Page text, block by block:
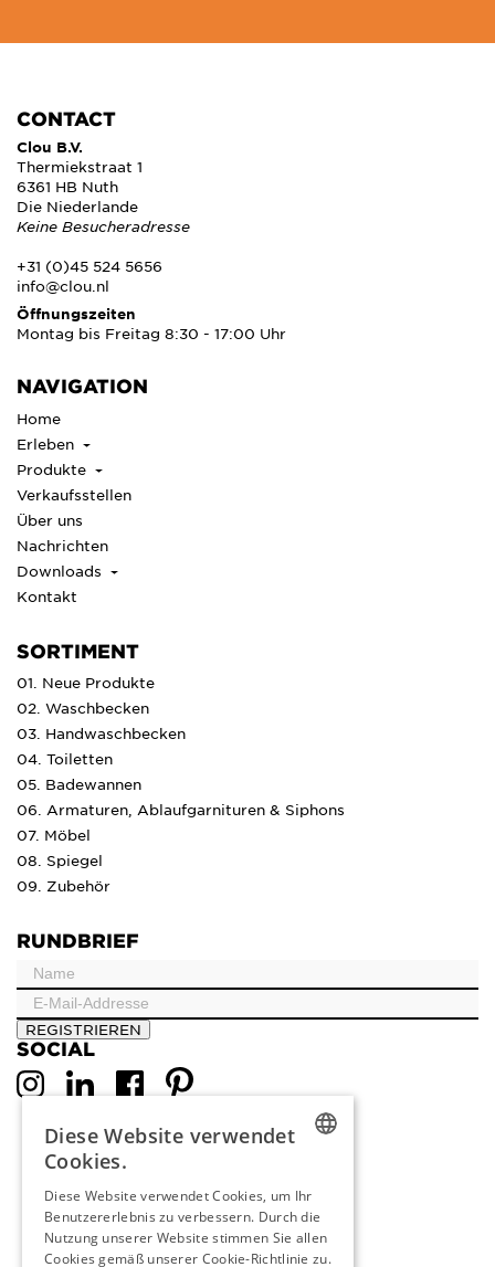
CONTACT
Clou B.V.
Thermiekstraat 1
6361 HB Nuth
Die Niederlande
Keine Besucheradresse
+31 (0)45 524 5656
info@clou.nl
Öffnungszeiten
Montag bis Freitag 8:30 - 17:00 Uhr
NAVIGATION
Home
Erleben
Produkte
Verkaufsstellen
Über uns
Nachrichten
Downloads
Kontakt
SORTIMENT
01. Neue Produkte
02. Waschbecken
03. Handwaschbecken
04. Toiletten
05. Badewannen
06. Armaturen, Ablaufgarnituren & Siphons
07. Möbel
08. Spiegel
09. Zubehör
RUNDBRIEF
REGISTRIEREN
SOCIAL
ENGLISH
FRENCH
Diese Website verwendet
Cookies.
Diese Website verwendet Cookies, um Ihr
Benutzererlebnis zu verbessern. Durch die
Nutzung unserer Website stimmen Sie allen
Cookies gemäß unserer Cookie-Richtlinie zu.